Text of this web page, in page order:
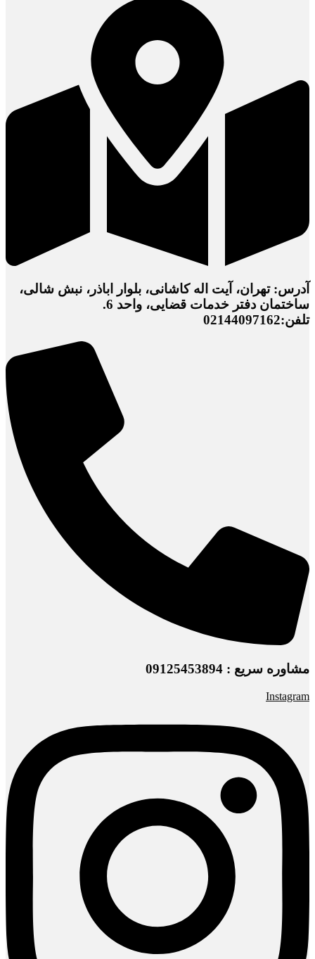
آدرس: تهران، آیت اله کاشانی، بلوار اباذر، نبش شالی،
ساختمان دفتر خدمات قضایی، واحد 6.
تلفن:02144097162
مشاوره سریع : 09125453894
Instagram